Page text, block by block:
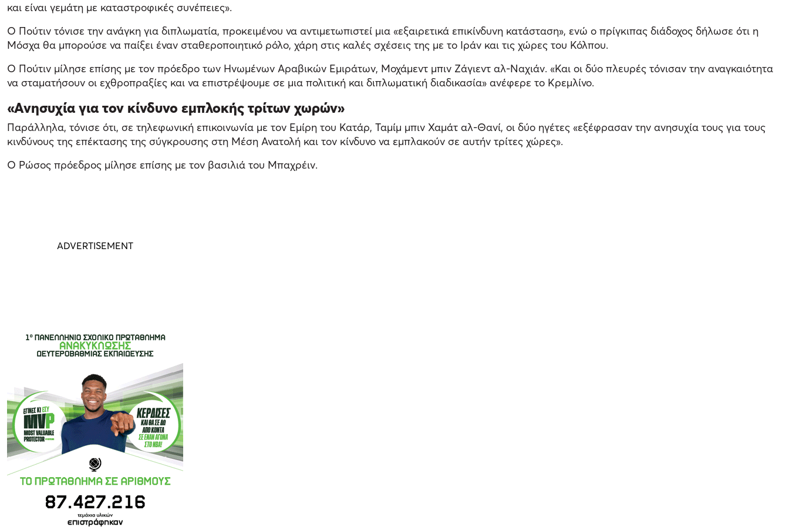
και είναι γεμάτη με καταστροφικές συνέπειες».
Ο Πούτιν τόνισε την ανάγκη για διπλωματία, προκειμένου να αντιμετωπιστεί μια «εξαιρετικά επικίνδυνη κατάσταση», ενώ ο πρίγκιπας διάδοχος δήλωσε ότι η
Μόσχα θα μπορούσε να παίξει έναν σταθεροποιητικό ρόλο, χάρη στις καλές σχέσεις της με το Ιράν και τις χώρες του Κόλπου.
Ο Πούτιν μίλησε επίσης με τον πρόεδρο των Ηνωμένων Αραβικών Εμιράτων, Μοχάμεντ μπιν Ζάγιεντ αλ-Ναχιάν. «Και οι δύο πλευρές τόνισαν την αναγκαιότητα
να σταματήσουν οι εχθροπραξίες και να επιστρέψουμε σε μια πολιτική και διπλωματική διαδικασία» ανέφερε το Κρεμλίνο.
«Ανησυχία για τον κίνδυνο εμπλοκής τρίτων χωρών»
Παράλληλα, τόνισε ότι, σε τηλεφωνική επικοινωνία με τον Εμίρη του Κατάρ, Ταμίμ μπιν Χαμάτ αλ-Θανί, οι δύο ηγέτες «εξέφρασαν την ανησυχία τους για τους
κινδύνους της επέκτασης της σύγκρουσης στη Μέση Ανατολή και τον κίνδυνο να εμπλακούν σε αυτήν τρίτες χώρες».
Ο Ρώσος πρόεδρος μίλησε επίσης με τον βασιλιά του Μπαχρέιν.